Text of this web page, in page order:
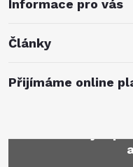
Informace pro vás
Články
Přijímáme online